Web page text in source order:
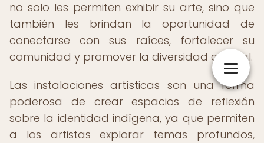
no solo les permiten exhibir su arte, sino que
también les brindan la oportunidad de
conectarse con sus raíces, fortalecer su
comunidad y promover la diversidad cultural.
Las instalaciones artísticas son una forma
poderosa de crear espacios de reflexión
sobre la identidad indígena, ya que permiten
a los artistas explorar temas profundos,